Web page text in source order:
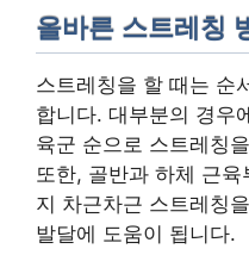
올바른 스트레칭
스트레칭을 할 때는 순
합니다. 대부분의 경우
육군 순으로 스트레칭
또한, 골반과 하체 근
지 차근차근 스트레칭
발달에 도움이 됩니다.